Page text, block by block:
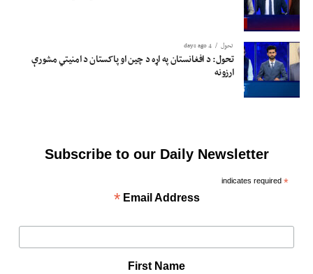
تحول 4 days ago
تحول: د افغانستان په اړه د چین او پاکستان د امنیتي مشورې
ارزونه
Subscribe to our Daily Newsletter
*
indicates required
Email Address
*
First Name